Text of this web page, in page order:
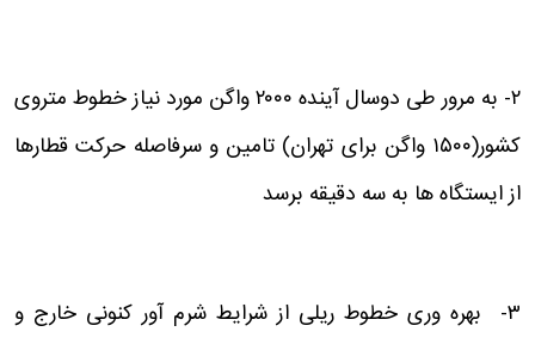
۲- به مرور طی دوسال آینده ۲۰۰۰ واگن مورد نیاز خطوط متروی
کشور(۱۵۰۰ واگن برای تهران) تامین و سرفاصله حرکت قطارها
از ایستگاه ها به سه دقیقه برسد
۳- بهره وری خطوط ریلی از شرایط شرم آور کنونی خارج و